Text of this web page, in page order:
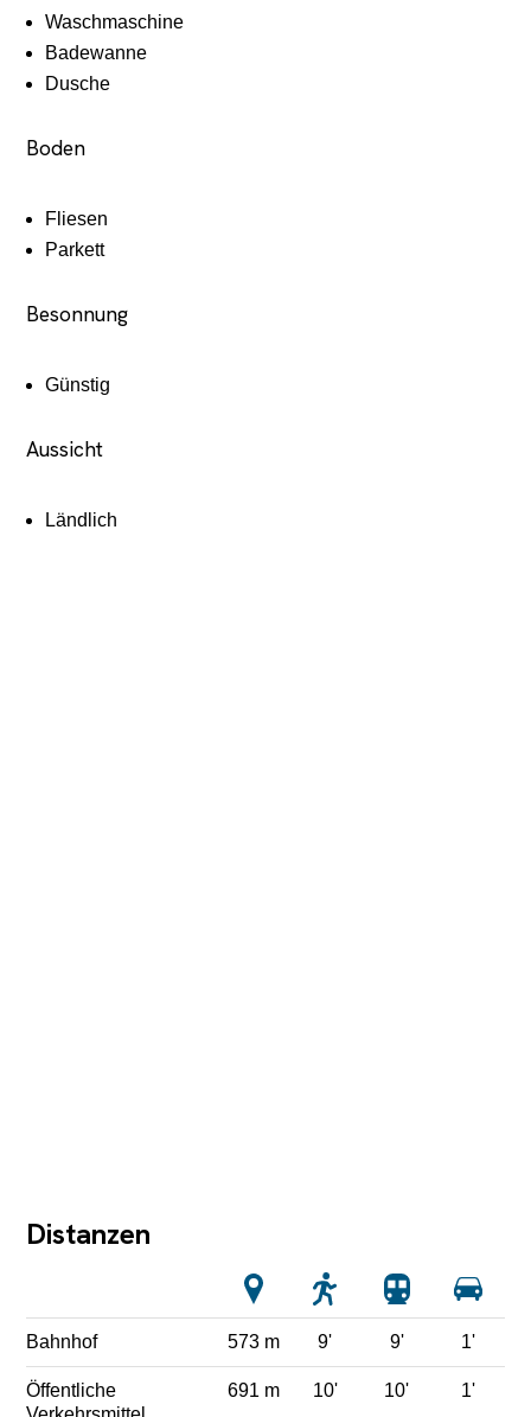
Waschmaschine
Badewanne
Dusche
Boden
Fliesen
Parkett
Besonnung
Günstig
Aussicht
Ländlich
Distanzen
Bahnhof 573 m 9' 9' 1'
Öffentliche
691 m 10' 10' 1'